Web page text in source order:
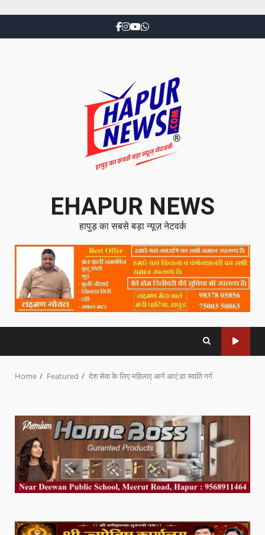
EHAPUR NEWS
हापुड़ का सबसे बड़ा न्यूज़ नेटवर्क
Home Featured देश सेवा के लिए महिलाए आगे आएं:डा स्वाति गर्ग